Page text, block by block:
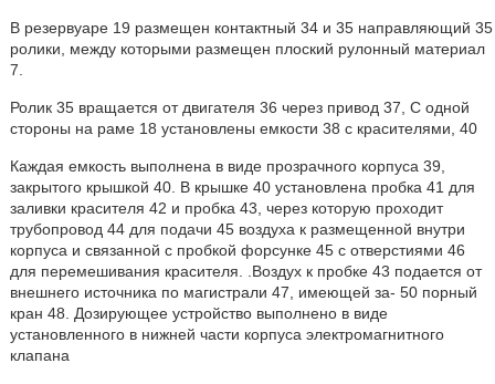
В резервуаре 19 размещен контактный 34 и 35 направляющий 35
ролики, между которыми размещен плоский рулонный материал
7.
Ролик 35 вращается от двигателя 36 через привод 37, С одной
стороны на раме 18 установлены емкости 38 с красителями, 40
Каждая емкость выполнена в виде прозрачного корпуса 39,
закрытого крышкой 40. B крышке 40 установлена пробка 41 для
заливки красителя 42 и пробка 43, через которую проходит
трубопровод 44 для подачи 45 воздуха к размещенной внутри
корпуса и связанной с пробкой форсунке 45 с отверстиями 46
для перемешивания красителя. .Воздух к пробке 43 подается от
внешнего источника по магистрали 47, имеющей за- 50 порный
кран 48. Дозирующее устройство выполнено в виде
установленного в нижней части корпуса электромагнитного
клапана